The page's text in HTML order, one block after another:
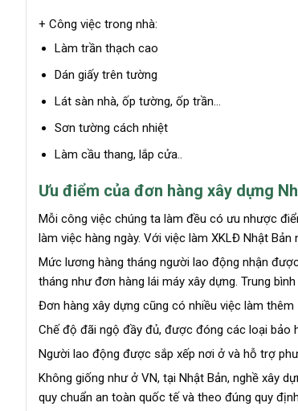
+ Công việc trong nhà:
Làm trần thạch cao
Dán giấy trên tường
Lát sàn nhà, ốp tường, ốp trần…
Sơn tường cách nhiệt
Làm cầu thang, lắp cửa..
Ưu điểm của đơn hàng xây dựng
Mỗi công việc chúng ta làm đều có ưu nhược
làm việc hàng ngày. Với việc làm XKLĐ Nhật
Mức lương hàng tháng người lao động nhận
tháng như đơn hàng lái máy xây dựng. Trung
Đơn hàng xây dựng cũng có nhiều việc làm thêm
Chế độ đãi ngộ đầy đủ, được đóng các loại bảo
Người lao động được sắp xếp nơi ở và hỗ trợ
Không giống như ở VN, tại Nhật Bản, nghề xây
quy chuẩn an toàn quốc tế và theo đúng quy